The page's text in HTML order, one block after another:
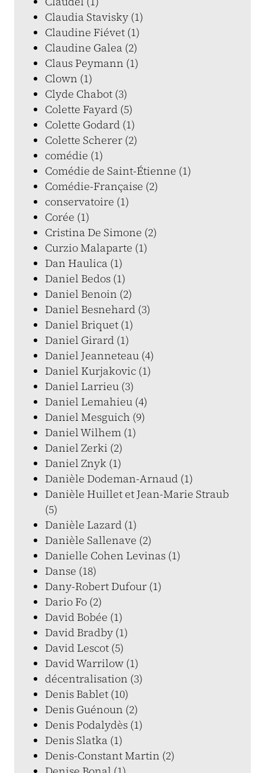
Claudia Stavisky (1)
Claudine Fiévet (1)
Claudine Galea (2)
Claus Peymann (1)
Clown (1)
Clyde Chabot (3)
Colette Fayard (5)
Colette Godard (1)
Colette Scherer (2)
comédie (1)
Comédie de Saint-Étienne (1)
Comédie-Française (2)
conservatoire (1)
Corée (1)
Cristina De Simone (2)
Curzio Malaparte (1)
Dan Haulica (1)
Daniel Bedos (1)
Daniel Benoin (2)
Daniel Besnehard (3)
Daniel Briquet (1)
Daniel Girard (1)
Daniel Jeanneteau (4)
Daniel Kurjakovic (1)
Daniel Larrieu (3)
Daniel Lemahieu (4)
Daniel Mesguich (9)
Daniel Wilhem (1)
Daniel Zerki (2)
Daniel Znyk (1)
Danièle Dodeman-Arnaud (1)
Danièle Huillet et Jean-Marie Straub
(5)
Danièle Lazard (1)
Danièle Sallenave (2)
Danielle Cohen Levinas (1)
Danse (18)
Dany-Robert Dufour (1)
Dario Fo (2)
David Bobée (1)
David Bradby (1)
David Lescot (5)
David Warrilow (1)
décentralisation (3)
Denis Bablet (10)
Denis Guénoun (2)
Denis Podalydès (1)
Denis Slatka (1)
Denis-Constant Martin (2)